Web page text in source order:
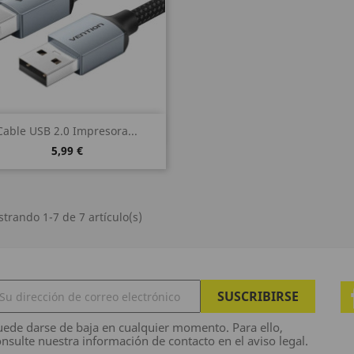
USB 2.0 Impresora...
5,99 €
Vista rápida
1-7 de 7 artículo(s)
darse de baja en cualquier momento. Para ello,
nuestra información de contacto en el aviso legal.